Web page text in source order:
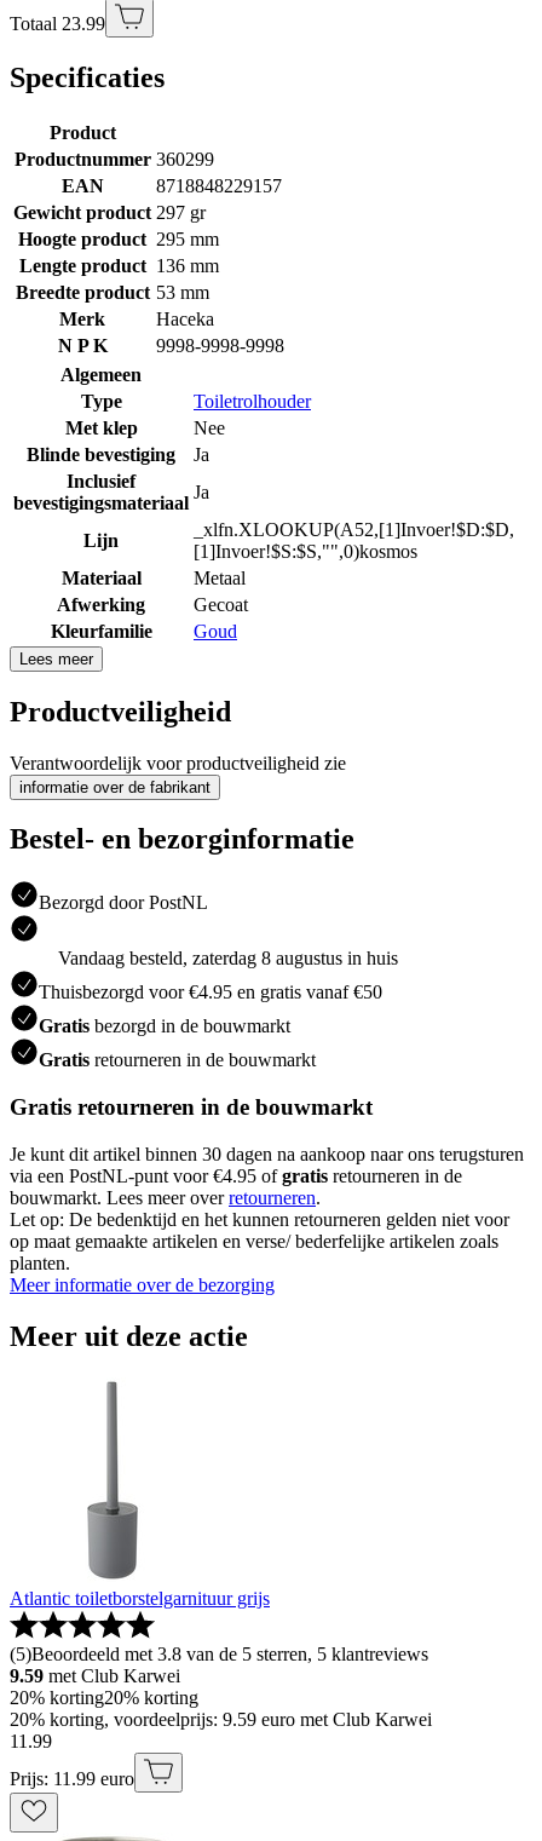
Totaal 23.99
Specificaties
Product
Productnummer 360299
EAN
8718848229157
Gewicht product 297 gr
Hoogte product 295 mm
Lengte product 136 mm
Breedte product 53 mm
Merk
Haceka
N P K
9998-9998-9998
Algemeen
Type
Toiletrolhouder
Met klep
Nee
Blinde bevestiging
Ja
Inclusief
bevestigingsmateriaal
Ja
Lijn
_xlfn.XLOOKUP(A52,[1]Invoer!$D:$D,
[1]Invoer!$S:$S,"",0)kosmos
Materiaal
Metaal
Afwerking
Gecoat
Kleurfamilie
Goud
Lees meer
Productveiligheid
Verantwoordelijk voor productveiligheid zie
informatie over de fabrikant
Bestel- en bezorginformatie
Bezorgd door PostNL
Vandaag besteld, zaterdag 8 augustus in huis
Thuisbezorgd voor €4.95 en gratis vanaf €50
Gratis bezorgd in de bouwmarkt
Gratis retourneren in de bouwmarkt
Gratis retourneren in de bouwmarkt
Je kunt dit artikel binnen 30 dagen na aankoop naar ons terugsturen
via een PostNL-punt voor €4.95 ofgratis retourneren in de
bouwmarkt. Lees meer overretourneren.
Let op: De bedenktijd en het kunnen retourneren gelden niet voor
op maat gemaakte artikelen en verse/ bederfelijke artikelen zoals
planten.
Meer informatie over de bezorging
Meer uit deze actie
Atlantic toiletborstelgarnituur grijs
(5)Beoordeeld met 3.8 van de 5 sterren, 5 klantreviews
9.59 met Club Karwei
20% korting20% korting
20% korting, voordeelprijs: 9.59 euro met Club Karwei
11 .99
Prijs: 11.99 euro